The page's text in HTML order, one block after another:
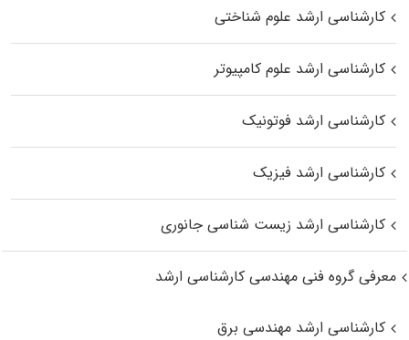
کارشناسی ارشد علوم شناختی
کارشناسی ارشد علوم کامپیوتر
کارشناسی ارشد فوتونیک
کارشناسی ارشد فیزیک
کارشناسی ارشد زیست‌ شناسی جانوری
معرفی گروه فنی مهندسی کارشناسی ارشد
کارشناسی ارشد مهندسی برق